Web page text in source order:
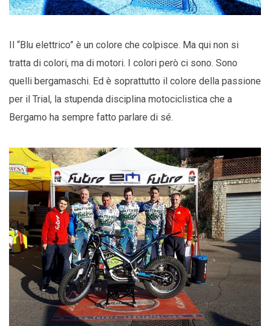
Il “Blu elettrico” è un colore che colpisce. Ma qui non si
tratta di colori, ma di motori. I colori però ci sono. Sono
quelli bergamaschi. Ed è soprattutto il colore della passione
per il Trial, la stupenda disciplina motociclistica che a
Bergamo ha sempre fatto parlare di sé.